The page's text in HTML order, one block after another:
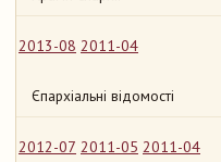
2013-08 2011-04
Єпархіальні відомості
2012-07 2011-05 2011-04